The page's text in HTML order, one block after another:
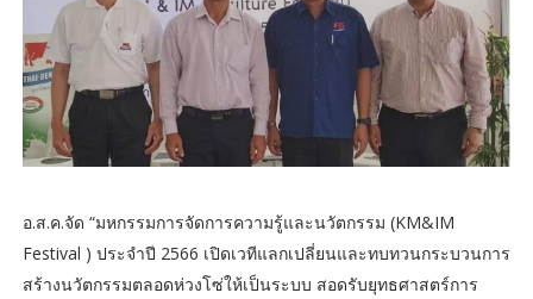
อ.ส.ค.จัด “มหกรรมการจัดการความรู้และนวัตกรรม (KM&IM
Festival ) ประจำปี 2566 เปิดเวทีแลกเปลี่ยนและทบทวนกระบวนการ
สร้างนวัตกรรมตลอดห่วงโซ่ให้เป็นระบบ สอดรับยุทธศาสตร์การ